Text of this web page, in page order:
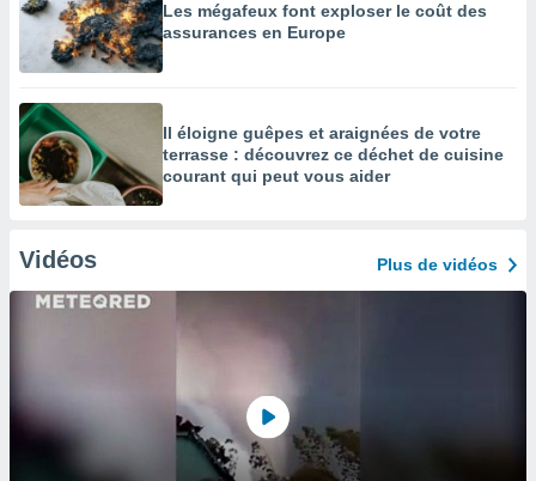
Les mégafeux font exploser le coût des
assurances en Europe
Il éloigne guêpes et araignées de votre
terrasse : découvrez ce déchet de cuisine
courant qui peut vous aider
Vidéos Plus de vidéos